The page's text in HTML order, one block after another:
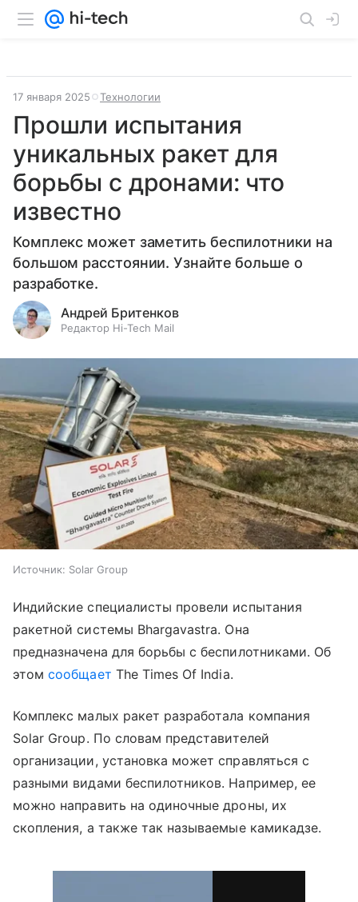
17 января 2025 Технологии
Прошли испытания
уникальных ракет для
борьбы с дронами: что
известно
Комплекс может заметить беспилотники на
большом расстоянии. Узнайте больше о
разработке.
Андрей Бритенков
Редактор Hi-Tech Mail
Источник: Solar Group
Индийские специалисты провели испытания
ракетной системы Bhargavastra. Она
предназначена для борьбы с беспилотниками. Об
этомсообщает The Times Of India.
Комплекс малых ракет разработала компания
Solar Group. По словам представителей
организации, установка может справляться с
разными видами беспилотников. Например, ее
можно направить на одиночные дроны, их
скопления, а также так называемые камикадзе.